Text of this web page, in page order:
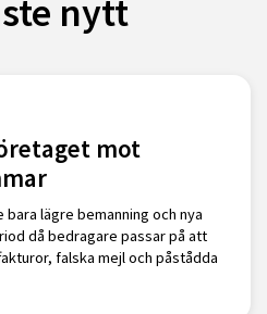
nytt
mot
lägre bemanning och nya
då bedragare passar på att
falska mejl och påstådda